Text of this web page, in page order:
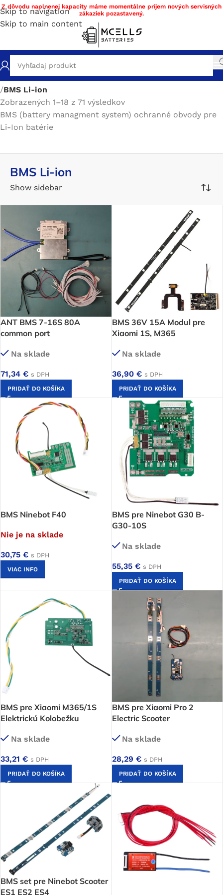
Skip to navigation
Skip to main content
Z dôvodu naplnenej kapacity máme momentálne príjem nových servisných
zákaziek pozastavený.
Domov/Obchod/Stavba a servis batérie DIY materiál/BMS
/BMS Li-ion
Zobrazených 1–18 z 71 výsledkov
BMS (battery managment system) ochranné obvody pre
Li-Ion batérie
BMS Li-ion
Show sidebar
ANT BMS 7-16S 80A
common port
Na sklade
71,34 € s DPH
PRIDAŤ DO KOŠÍKA
BMS 36V 15A Modul pre
Xiaomi 1S, M365
Na sklade
36,90 € s DPH
PRIDAŤ DO KOŠÍKA
BMS Ninebot F40
Nie je na sklade
30,75 € s DPH
VIAC INFO
BMS pre Ninebot G30 B-
G30-10S
Na sklade
55,35 € s DPH
PRIDAŤ DO KOŠÍKA
BMS pre Xiaomi M365/1S
Elektrickú Kolobežku
Na sklade
33,21 € s DPH
PRIDAŤ DO KOŠÍKA
BMS pre Xiaomi Pro 2
Electric Scooter
Na sklade
28,29 € s DPH
PRIDAŤ DO KOŠÍKA
BMS set pre Ninebot Scooter
ES1 ES2 ES4